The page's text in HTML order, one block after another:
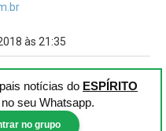
às 21:35
notícias do ESPÍRITO
no seu Whatsapp.
no grupo